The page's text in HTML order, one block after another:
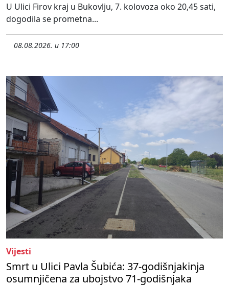
U Ulici Firov kraj u Bukovlju, 7. kolovoza oko 20,45 sati,
dogodila se prometna...
08.08.2026. u 17:00
Vijesti
Smrt u Ulici Pavla Šubića: 37-godišnjakinja
osumnjičena za ubojstvo 71-godišnjaka